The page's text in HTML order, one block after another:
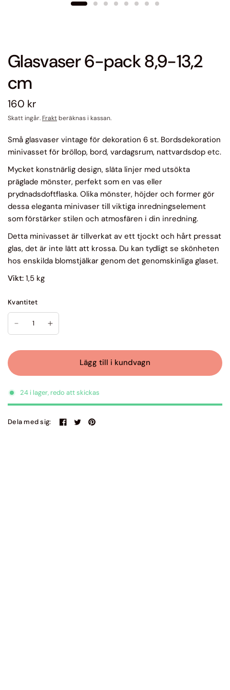
Glasvaser 6-pack 8,9-13,2
cm
160 kr
Skatt ingår. Fraktberäknas i kassan.
Små glasvaser vintage för dekoration 6 st. Bordsdekoration
minivasset för bröllop, bord, vardagsrum, nattvardsdop etc.
Mycket konstnärlig design, släta linjer med utsökta
präglade mönster, perfekt som en vas eller
prydnadsdoftflaska. Olika mönster, höjder och former gör
dessa eleganta minivaser till viktiga inredningselement
som förstärker stilen och atmosfären i din inredning.
Detta minivasset är tillverkat av ett tjockt och hårt pressat
glas, det är inte lätt att krossa. Du kan tydligt se skönheten
hos enskilda blomstjälkar genom det genomskinliga glaset.
Vikt: 1,5 kg
Kvantitet
Lägg till i kundvagn
24 i lager, redo att skickas
Dela med sig: